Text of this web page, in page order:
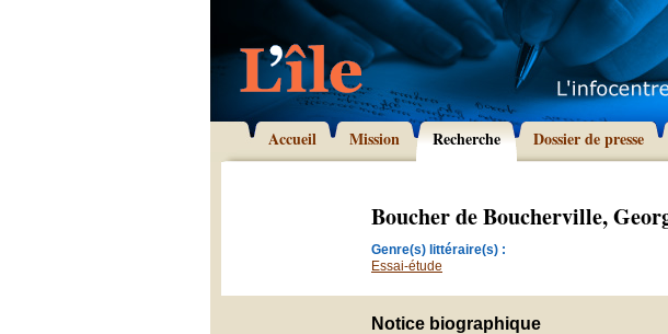
Accueil Mission Recherche Dossier de presse
Boucher de Boucherville,
Genre(s) littéraire(s) :
Essai-étude
Notice biographique